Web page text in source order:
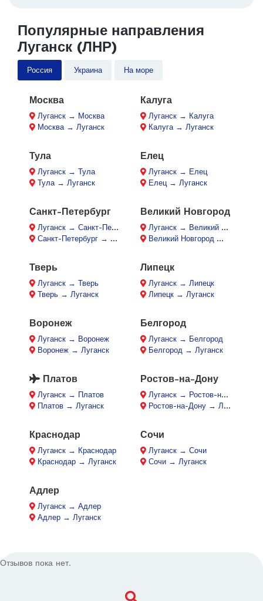
Популярные направления
Луганск (ЛНР)
Россия Украина На море
Москва
Луганск → Москва
Москва → Луганск
Калуга
Луганск → Калуга
Калуга → Луганск
Тула
Луганск → Тула
Тула → Луганск
Елец
Луганск → Елец
Елец → Луганск
Санкт-Петербург
Луганск → Санкт-Петербург
Санкт-Петербург → Луганск
Великий Новгород
Луганск → Великий Новгород
Великий Новгород → Луганск
Тверь
Луганск → Тверь
Тверь → Луганск
Липецк
Луганск → Липецк
Липецк → Луганск
Воронеж
Луганск → Воронеж
Воронеж → Луганск
Белгород
Луганск → Белгород
Белгород → Луганск
Платов
Луганск → Платов
Платов → Луганск
Ростов-на-Дону
Луганск → Ростов-на-Дону
Ростов-на-Дону → Луганск
Краснодар
Луганск → Краснодар
Краснодар → Луганск
Сочи
Луганск → Сочи
Сочи → Луганск
Адлер
Луганск → Адлер
Адлер → Луганск
Отзывов пока нет.